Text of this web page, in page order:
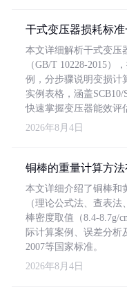
干式变压器损耗标
本文详细解析干式变压
（GB/T 10228-2015）
例，分步骤说明变损计
实例表格，涵盖
快速掌握变压器能效评
2026年8月4日
铜棒的重量计算方
本文详细介绍了铜棒和
（理论公式法、查表
棒密度取值（8.4-8.7g/
际计算案例、误差分析
2007等国家标准。
2026年8月4日